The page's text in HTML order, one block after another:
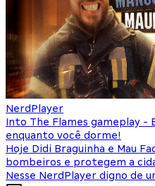
NerdPlayer
Into The Flames gameplay -
enquanto você dorme!
Hoje Didi Braguinha e Mau
bombeiros e protegem a
Nesse NerdPlayer digno de